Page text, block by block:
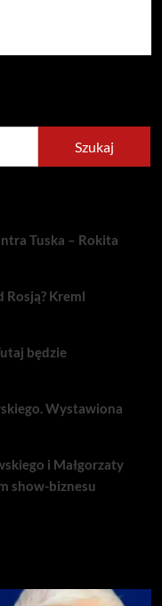
Szukaj
Tuska – Rokita
Kreml
będzie
Wystawiona
i Małgorzaty
show-biznesu